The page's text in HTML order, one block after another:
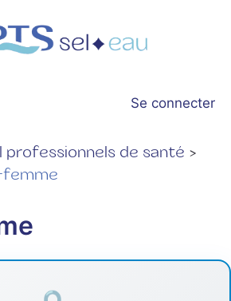
Se connecter
professionnels de santé
femme